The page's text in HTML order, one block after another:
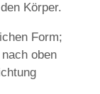
Körper.
Form;
oben